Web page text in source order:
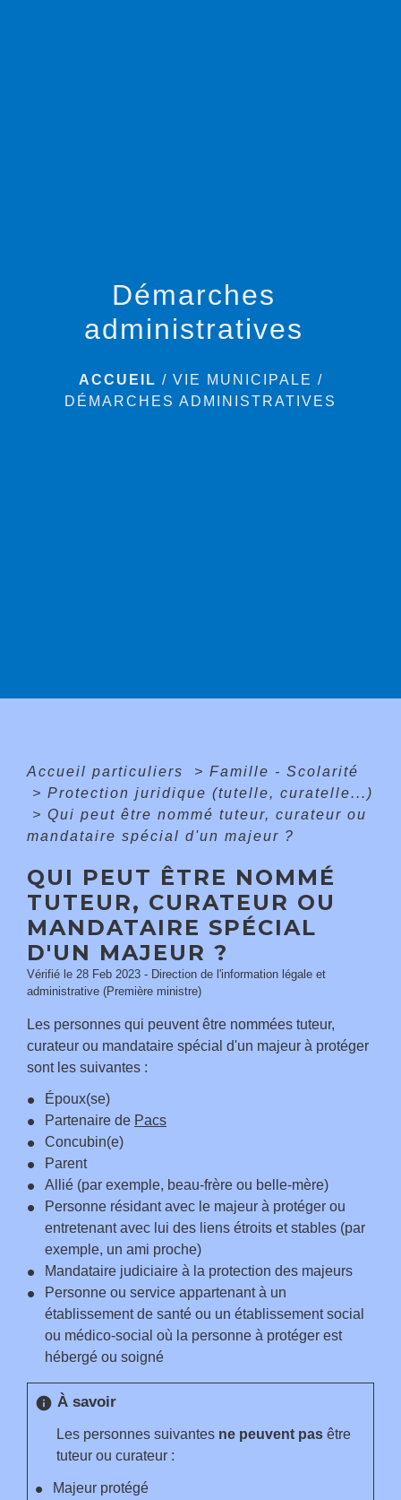
Démarches
administratives
ACCUEIL / VIE MUNICIPALE /
DÉMARCHES ADMINISTRATIVES
Accueil particuliers > Famille - Scolarité
> Protection juridique (tutelle, curatelle...)
> Qui peut être nommé tuteur, curateur ou
mandataire spécial d'un majeur ?
QUI PEUT ÊTRE NOMMÉ
TUTEUR, CURATEUR OU
MANDATAIRE SPÉCIAL
D'UN MAJEUR ?
Vérifié le 28 Feb 2023 - Direction de l'information légale et
administrative (Première ministre)
Les personnes qui peuvent être nommées tuteur,
curateur ou mandataire spécial d'un majeur à protéger
sont les suivantes :
Époux(se)
Partenaire de Pacs
Concubin(e)
Parent
Allié (par exemple, beau-frère ou belle-mère)
Personne résidant avec le majeur à protéger ou
entretenant avec lui des liens étroits et stables (par
exemple, un ami proche)
Mandataire judiciaire à la protection des majeurs
Personne ou service appartenant à un
établissement de santé ou un établissement social
ou médico-social où la personne à protéger est
hébergé ou soigné
info À savoir
Les personnes suivantes ne peuvent pas être
tuteur ou curateur :
Majeur protégé